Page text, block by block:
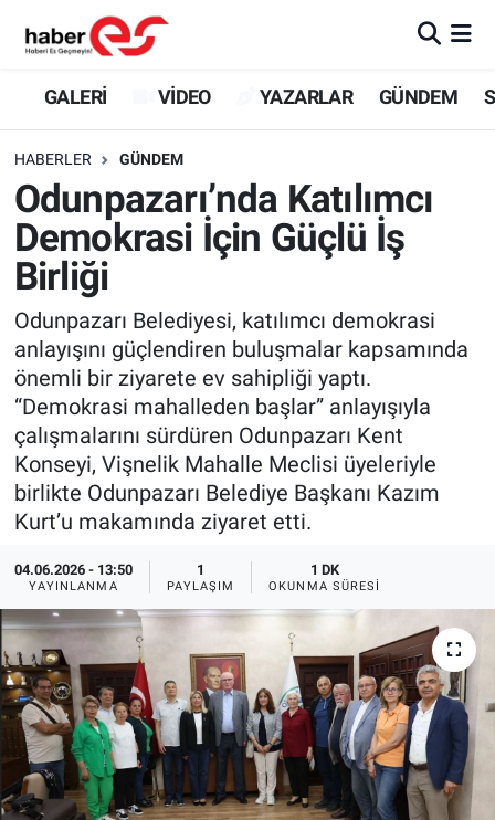
GALERİ VİDEO YAZARLAR GÜNDEM
HABERLER GÜNDEM
Odunpazarı’nda Katılımcı
Demokrasi İçin Güçlü İş
Birliği
Odunpazarı Belediyesi, katılımcı demokrasi
anlayışını güçlendiren buluşmalar kapsamında
önemli bir ziyarete ev sahipliği yaptı.
“Demokrasi mahalleden başlar” anlayışıyla
çalışmalarını sürdüren Odunpazarı Kent
Konseyi, Vişnelik Mahalle Meclisi üyeleriyle
birlikte Odunpazarı Belediye Başkanı Kazım
Kurt’u makamında ziyaret etti.
04.06.2026 - 13:50
YAYINLANMA
1
PAYLAŞIM
1 DK
OKUNMA SÜRESI
GALERİ
YAZARLAR
GÜNDEM
SİYASET
TEKNOLOJİ
EKONOMİ
SPOR
ASAYİŞ
Eskişehir Nöbetçi Eczaneler
Eskişehir Trafik Yoğunluk Haritası
Süper Lig Puan Durumu ve Fikstür
Tüm Manşetler
Son Dakika Haberleri
Haber Arşivi